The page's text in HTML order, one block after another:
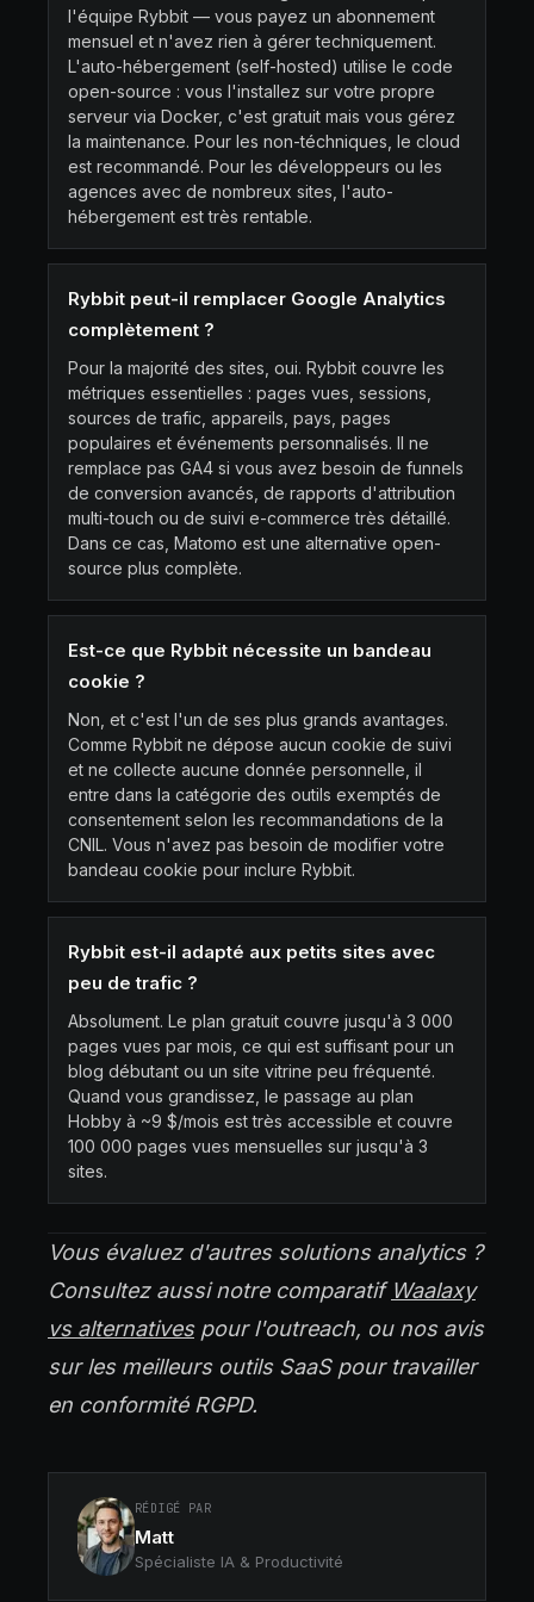
l'équipe Rybbit — vous payez un abonnement
mensuel et n'avez rien à gérer techniquement.
L'auto-hébergement (self-hosted) utilise le code
open-source : vous l'installez sur votre propre
serveur via Docker, c'est gratuit mais vous gérez
la maintenance. Pour les non-téchniques, le cloud
est recommandé. Pour les développeurs ou les
agences avec de nombreux sites, l'auto-
hébergement est très rentable.
Rybbit peut-il remplacer Google Analytics
complètement ?
Pour la majorité des sites, oui. Rybbit couvre les
métriques essentielles : pages vues, sessions,
sources de trafic, appareils, pays, pages
populaires et événements personnalisés. Il ne
remplace pas GA4 si vous avez besoin de funnels
de conversion avancés, de rapports d'attribution
multi-touch ou de suivi e-commerce très détaillé.
Dans ce cas, Matomo est une alternative open-
source plus complète.
Est-ce que Rybbit nécessite un bandeau
cookie ?
Non, et c'est l'un de ses plus grands avantages.
Comme Rybbit ne dépose aucun cookie de suivi
et ne collecte aucune donnée personnelle, il
entre dans la catégorie des outils exemptés de
consentement selon les recommandations de la
CNIL. Vous n'avez pas besoin de modifier votre
bandeau cookie pour inclure Rybbit.
Rybbit est-il adapté aux petits sites avec
peu de trafic ?
Absolument. Le plan gratuit couvre jusqu'à 3 000
pages vues par mois, ce qui est suffisant pour un
blog débutant ou un site vitrine peu fréquenté.
Quand vous grandissez, le passage au plan
Hobby à ~9 $/mois est très accessible et couvre
100 000 pages vues mensuelles sur jusqu'à 3
sites.
Vous évaluez d'autres solutions analytics ?
Consultez aussi notre comparatif Waalaxy
vs alternativespour l'outreach, ou nos avis
sur les meilleurs outils SaaS pour travailler
en conformité RGPD.
RÉDIGÉ PAR
Matt
Spécialiste IA & Productivité